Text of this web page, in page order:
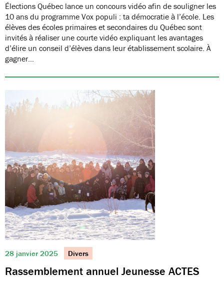
Élections Québec lance un concours vidéo afin de souligner les
10 ans du programme Vox populi : ta démocratie à l’école. Les
élèves des écoles primaires et secondaires du Québec sont
invités à réaliser une courte vidéo expliquant les avantages
d’élire un conseil d’élèves dans leur établissement scolaire. À
gagner…
28 janvier 2025 Divers
Rassemblement annuel Jeunesse ACTES